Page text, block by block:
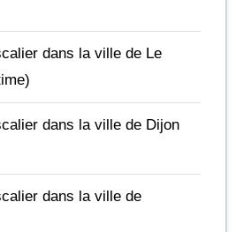
dans la ville de Le
dans la ville de Dijon
dans la ville de